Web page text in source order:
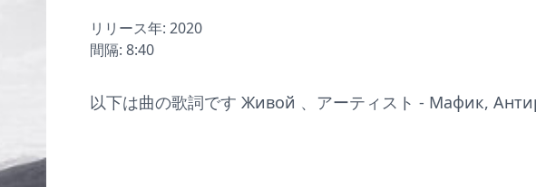
リリース年: 2020
間隔: 8:40
以下は曲の歌詞です Живой 、アーティスト - Мафик,